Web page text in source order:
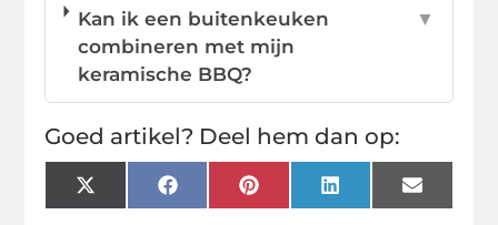
Kan ik een buitenkeuken
combineren met mijn
keramische BBQ?
▼
Goed artikel? Deel hem dan op:
X
(Twitter)
FacebookPinterestLinkedInEmail